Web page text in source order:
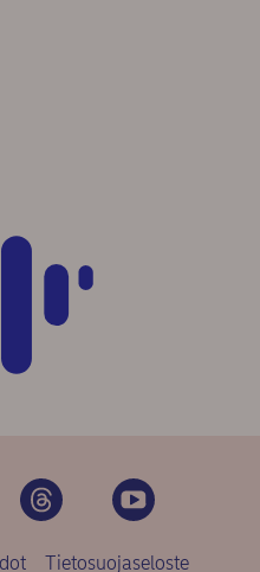
Tietosuojaseloste